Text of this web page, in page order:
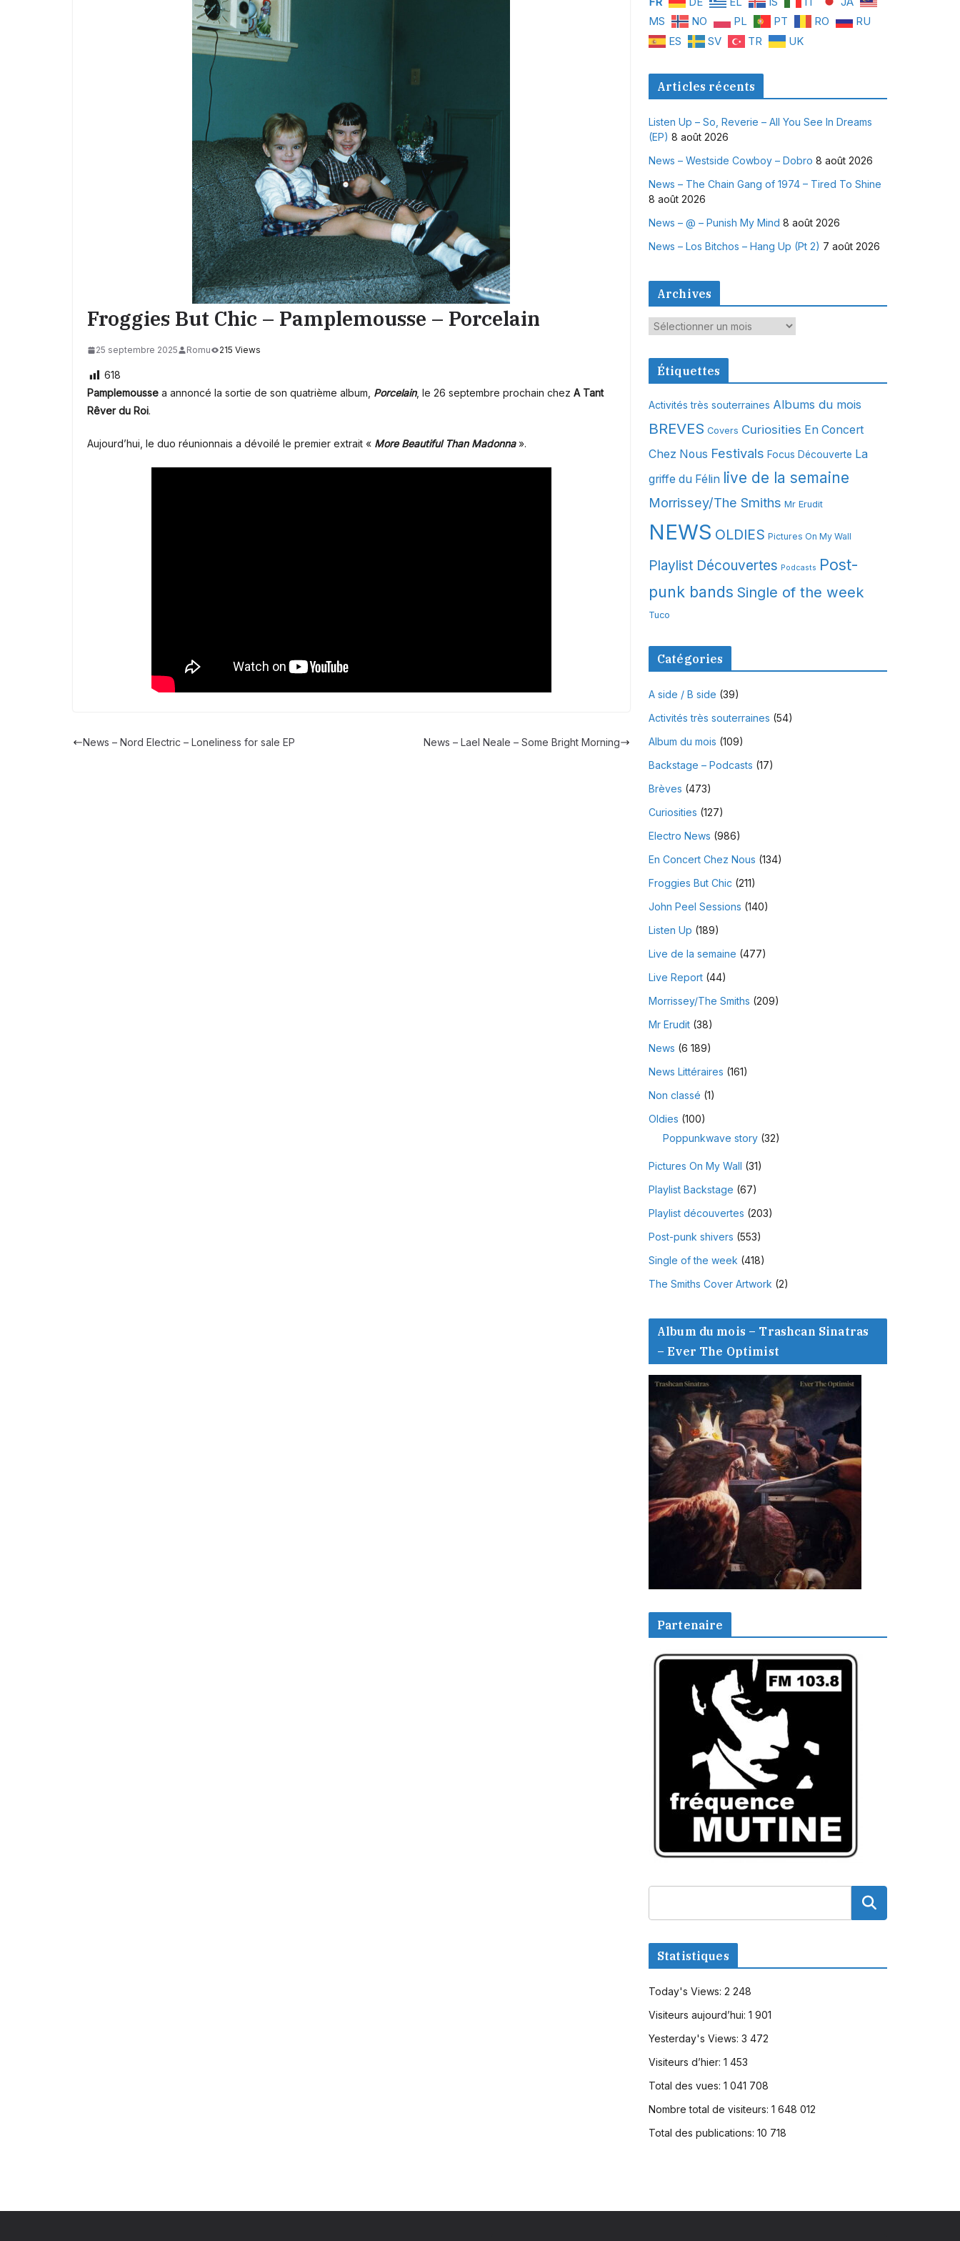
Froggies But Chic – Pamplemousse – Porcelain
25 septembre 2025 Romu 215 Views
618
Pamplemousse a annoncé la sortie de son quatrième album, Porcelain, le 26 septembre prochain chez A Tant
Rêver du Roi.
Aujourd’hui, le duo réunionnais a dévoilé le premier extrait « More Beautiful Than Madonna».
News – Nord Electric – Loneliness for sale EP News – Lael Neale – Some Bright Morning
MS
NO PL PT RO
RU
ES
SV TR UK
Articles récents
Listen Up – So, Reverie – All You See In Dreams
(EP) 8 août 2026
News – Westside Cowboy – Dobro 8 août 2026
News – The Chain Gang of 1974 – Tired To Shine
8 août 2026
News – @ – Punish My Mind 8 août 2026
News – Los Bitchos – Hang Up (Pt 2) 7 août 2026
Archives
A
c
e
s
Étiquettes
Activités très souterraines Albums du mois
BREVES Covers Curiosities En Concert
Chez Nous Festivals Focus Découverte La
griffe du Félin live de la semaine
Morrissey/The Smiths Mr Erudit
NEWS OLDIES Pictures On My Wall
Playlist Découvertes Podcasts Post-
punk bands Single of the week
Tuco
Catégories
A side / B side (39)
Activités très souterraines (54)
Album du mois (109)
Backstage – Podcasts (17)
Brèves (473)
Curiosities (127)
Electro News (986)
En Concert Chez Nous (134)
Froggies But Chic (211)
John Peel Sessions (140)
Listen Up (189)
Live de la semaine (477)
Live Report(44)
Morrissey/The Smiths (209)
Mr Erudit(38)
News (6 189)
News Littéraires (161)
Non classé (1)
Oldies (100)
Poppunkwave story(32)
Pictures On My Wall (31)
Playlist Backstage (67)
Playlist découvertes (203)
Post-punk shivers (553)
Single of the week (418)
The Smiths Cover Artwork (2)
Album du mois – Trashcan Sinatras
– Ever The Optimist
Partenaire
Statistiques
Today's Views: 2 248
Visiteurs aujourd’hui: 1 901
Yesterday's Views: 3 472
Visiteurs d’hier: 1 453
Total des vues: 1 041 708
Nombre total de visiteurs: 1 648 012
Total des publications: 10 718